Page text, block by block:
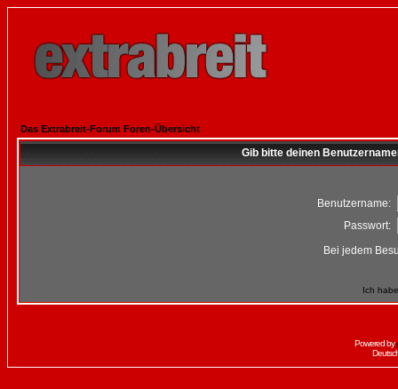
Das Extrabreit-Forum Foren-Übersicht
Gib bitte deinen
Benutzername:
Passwort:
Bei jedem
Ich
Powered by